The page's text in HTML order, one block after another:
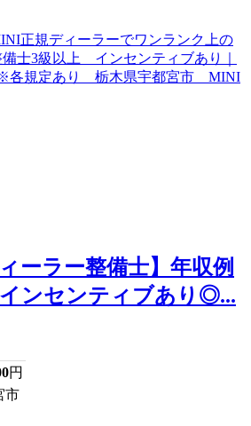
ーラー整備士】年収例
ンセンティブあり◎...
円
市